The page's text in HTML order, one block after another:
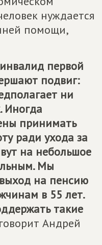
нуждается
помощи,
первой
подвиг:
ни
Иногда
принимать
ради ухода за
на небольшое
Мы
на пенсию
в 55 лет.
такие
Андрей